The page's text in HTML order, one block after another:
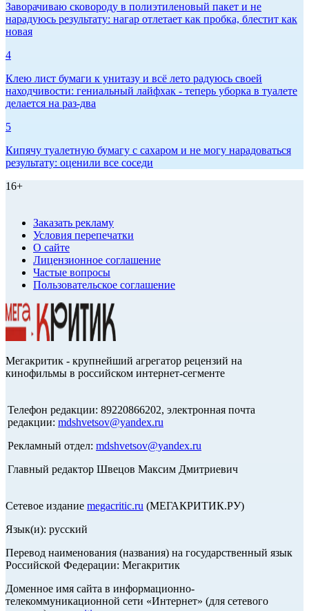
Заворачиваю сковороду в полиэтиленовый пакет и не
нарадуюсь результату: нагар отлетает как пробка, блестит как
новая
4
Клею лист бумаги к унитазу и всё лето радуюсь своей
находчивости: гениальный лайфхак - теперь уборка в туалете
делается на раз-два
5
Кипячу туалетную бумагу с сахаром и не могу нарадоваться
результату: оценили все соседи
16+
Заказать рекламу
Условия перепечатки
О сайте
Лицензионное соглашение
Частые вопросы
Пользовательское соглашение
Мегакритик - крупнейший агрегатор рецензий на
кинофильмы в российском интернет-сегменте
Телефон редакции: 89220866202, электронная почта
редакции: mdshvetsov@yandex.ru
Рекламный отдел: mdshvetsov@yandex.ru
Главный редактор Швецов Максим Дмитриевич
Сетевое издание megacritic.ru (МЕГАКРИТИК.РУ)
Язык(и): русский
Перевод наименования (названия) на государственный язык
Российской Федерации: Мегакритик
Доменное имя сайта в информационно-
телекоммуникационной сети «Интернет» (для сетевого